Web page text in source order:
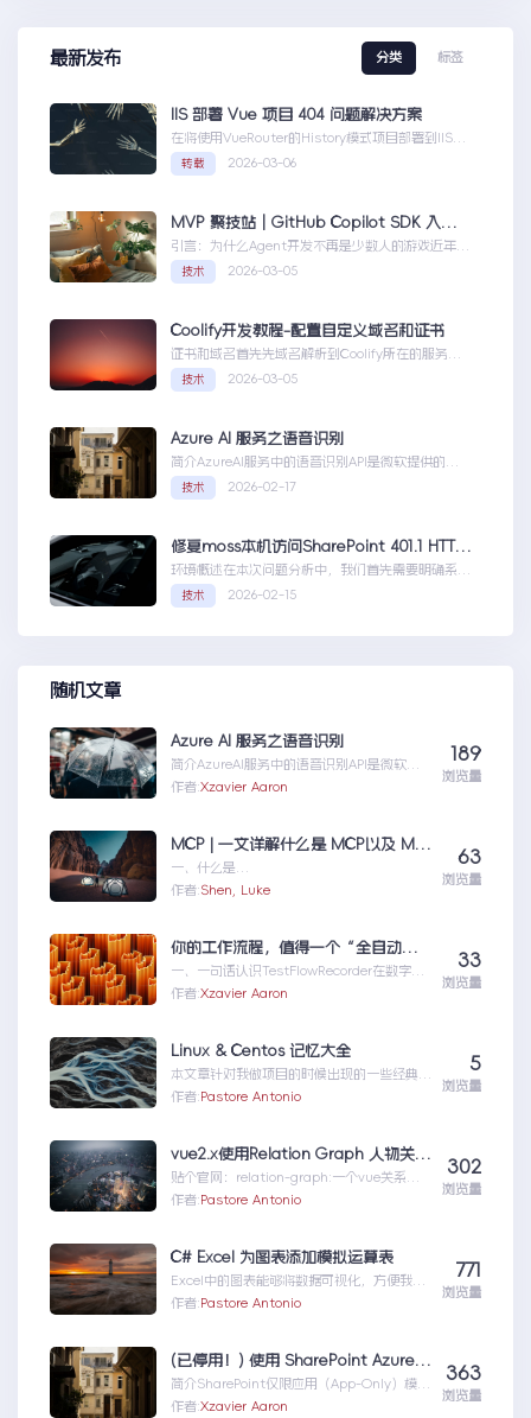
最新发布 分类 标签
IIS 部署 Vue 项目 404 问题解决方案
在将使用VueRouter的History模式项目部署到IIS
时，可能会遇到刷新页面或...IIS部署Vue项目404问
题解决方案
转载 2026-03-06
MVP 聚技站｜GitHub Copilot SDK 入门：五分钟构建你的第一个 AI Agent
引言：为什么Agent开发不再是少数人的游戏近年
来，随着人工智能技术的快速发展，AIAgen...MVP
聚技站｜GitHubCopilotSDK入门：五分钟构建你的
技术 2026-03-05
Coolify开发教程-配置自定义域名和证书
证书和域名首先先域名解析到Coolify所在的服务
器，然后获取你的证书NGINX版本的，这里就不
赘...Coolify开发教程-配置自定义域名和证书
技术 2026-03-05
Azure AI 服务之语音识别
简介AzureAI服务中的语音识别API是微软提供的一
项先进技术，旨在帮助开发者轻松实现语...AzureAI
服务之语音识别
技术 2026-02-17
修复moss本机访问SharePoint 401.1 HTTP错误
环境概述在本次问题分析中，我们首先需要明确系统
的运行环境。了解环境配置不仅能帮助我们定位问
题，也为...修复moss本机访问
技术 2026-02-15
随机文章
Azure AI 服务之语音识别
简介AzureAI服务中的语音识别API是微软提
供的一项先进技术，旨在帮助开发者轻松实现
作者:Xzavier Aaron
189
浏览量
MCP | 一文详解什么是 MCP以及 MCP 可以做什么
一、什么是
MCPMCP（ModelContextProtocol）是一
作者:Shen, Luke
63
浏览量
你的工作流程，值得一个“全自动数字分身”：录制、截图、成文，一气呵成
一、一句话认识TestFlowRecorder在数字化
工作环境中，如何准确记录操作步骤并生成
作者:Xzavier Aaron
33
浏览量
Linux & Centos 记忆大全
本文章针对我做项目的时候出现的一些经典问
题进行说明：关于
作者:Pastore Antonio
5
浏览量
vue2.x使用Relation Graph 人物关系图谱
贴个官网：relation-graph:一个vue关系图
谱组件引入relation-graph...vue2.x使用
作者:Pastore Antonio
302
浏览量
C# Excel 为图表添加模拟运算表
Excel中的图表能够将数据可视化，方便我们
比较分析数据。但也有一定的局限，例如：不
作者:Pastore Antonio
771
浏览量
(已停用！) 使用 SharePoint Azure ACS App-Only 授予访问权限
简介SharePoint仅限应用（App-Only）模型
是一种传统的设置方式，用于配置应用主体。
作者:Xzavier Aaron
363
浏览量